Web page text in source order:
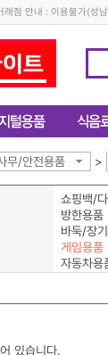
래점 안내 : 이용불가(성
무/안전용품 >
쇼핑백/
방한용품
바둑/장
게임용품
자동차용
있습니다.